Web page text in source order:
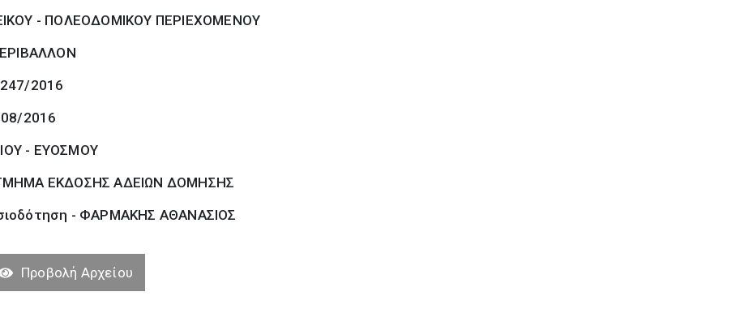
- ΠΟΛΕΟΔΟΜΙΚΟΥ ΠΕΡΙΕΧΟΜΕΝΟΥ
2016
2016
- ΕΥΟΣΜΟΥ
ΕΚΔΟΣΗΣ ΑΔΕΙΩΝ ΔΟΜΗΣΗΣ
- ΦΑΡΜΑΚΗΣ ΑΘΑΝΑΣΙΟΣ
Προβολή Αρχείου